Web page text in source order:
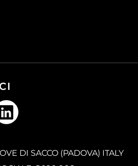
DI SACCO (PADOVA) ITALY